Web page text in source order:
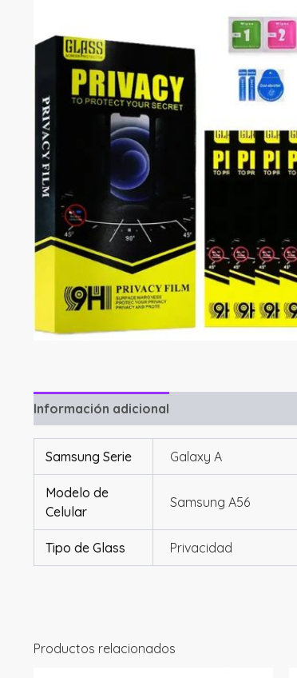
Información adicional
Samsung Serie Galaxy A
Modelo de
Celular
Samsung A56
Tipo de Glass Privacidad
Productos relacionados